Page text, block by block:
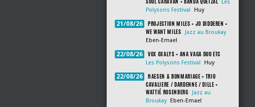
Les
Polysons Festival
Huy
21/08/26
PROJECTION MILES + JO DIDDEREN +
WE WANT MILES
Jazz au Broukay
Eben-Emael
22/08/26 VOX OXALYS + ANA VAGA DUO ETC
Les Polysons Festival Huy
22/08/26
HAESEN & BONMARIAGE + TRIO
CAVALIERE / DARDENNE / DILLE +
WATTIÉ ROSENBERG
Jazz au
Broukay
Eben-Emael